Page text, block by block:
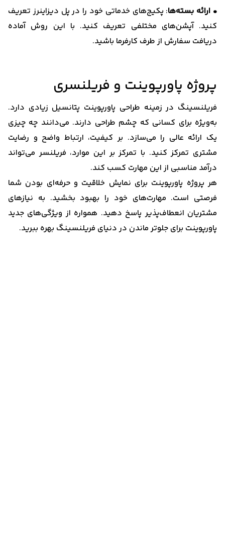
• ارائه بسته‌ها: پکیج‌های خدماتی خود را در پل دیزاینرز تعریف
کنید. آپشن‌های مختلفی تعریف کنید. با این روش آماده
دریافت سفارش از طرف کارفرما باشید.
پروژه پاورپوینت و فریلنسری
فریلنسینگ در زمینه طراحی پاورپوینت پتانسیل زیادی دارد.
به‌ویژه برای کسانی که چشم طراحی دارند. می‌دانند چه چیزی
یک ارائه عالی را می‌سازد. بر کیفیت، ارتباط واضح و رضایت
مشتری تمرکز کنید. با تمرکز بر این موارد، فریلنسر می‌تواند
درآمد مناسبی از این مهارت کسب کند.
هر پروژه پاورپوینت برای نمایش خلاقیت و حرفه‌ای بودن شما
فرصتی است. مهارت‌های خود را بهبود بخشید. به نیازهای
مشتریان انعطاف‌پذیر پاسخ دهید. همواره از ویژگی‌های جدید
پاورپوینت برای جلوتر ماندن در دنیای فریلنسینگ بهره ببرید.